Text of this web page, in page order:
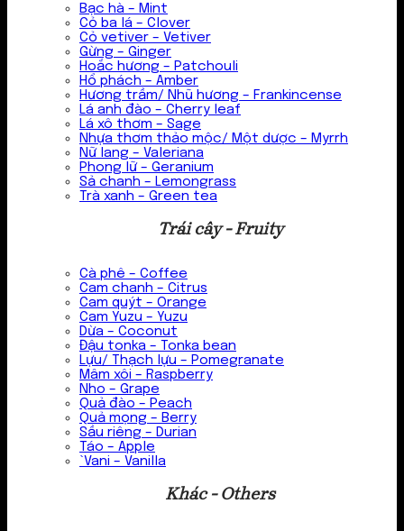
Bạc hà – Mint
Cỏ ba lá – Clover
Cỏ vetiver – Vetiver
Gừng – Ginger
Hoắc hương – Patchouli
Hổ phách – Amber
Hương trầm/ Nhũ hương – Frankincense
Lá anh đào – Cherry leaf
Lá xô thơm – Sage
Nhựa thơm thảo mộc/ Một dược – Myrrh
Nữ lang – Valeriana
Phong lữ – Geranium
Sả chanh – Lemongrass
Trà xanh – Green tea
Trái cây - Fruity
Cà phê – Coffee
Cam chanh – Citrus
Cam quýt – Orange
Cam Yuzu – Yuzu
Dừa – Coconut
Đậu tonka – Tonka bean
Lựu/ Thạch lựu – Pomegranate
Mâm xôi – Raspberry
Nho – Grape
Quả đào – Peach
Quả mọng – Berry
Sầu riêng – Durian
Táo – Apple
`Vani – Vanilla
Khác - Others